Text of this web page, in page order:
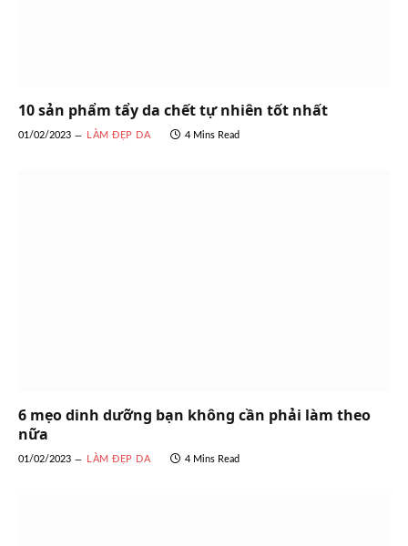
10 sản phẩm tẩy da chết tự nhiên tốt nhất
01/02/2023 LÀM ĐẸP DA 4 Mins Read
6 mẹo dinh dưỡng bạn không cần phải làm theo
nữa
01/02/2023 LÀM ĐẸP DA 4 Mins Read